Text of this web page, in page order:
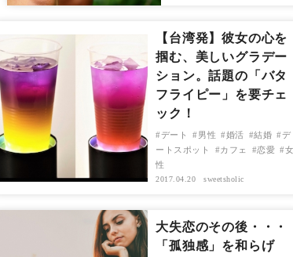
【台湾発】彼女の心を
掴む、美しいグラデー
ション。話題の「バタ
フライピー」を要チェ
ック！
デート 男性 婚活 結婚
デ
ートスポット
カフェ 恋愛
性
2017.04.20 sweetsholic
大失恋のその後・・・
「孤独感」を和らげ